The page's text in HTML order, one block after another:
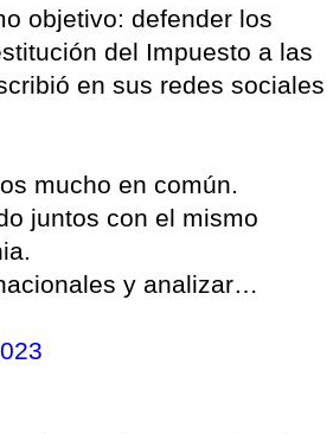
objetivo: defender los
del Impuesto a las
en sus redes sociales
mucho en común.
juntos con el mismo
y analizar…